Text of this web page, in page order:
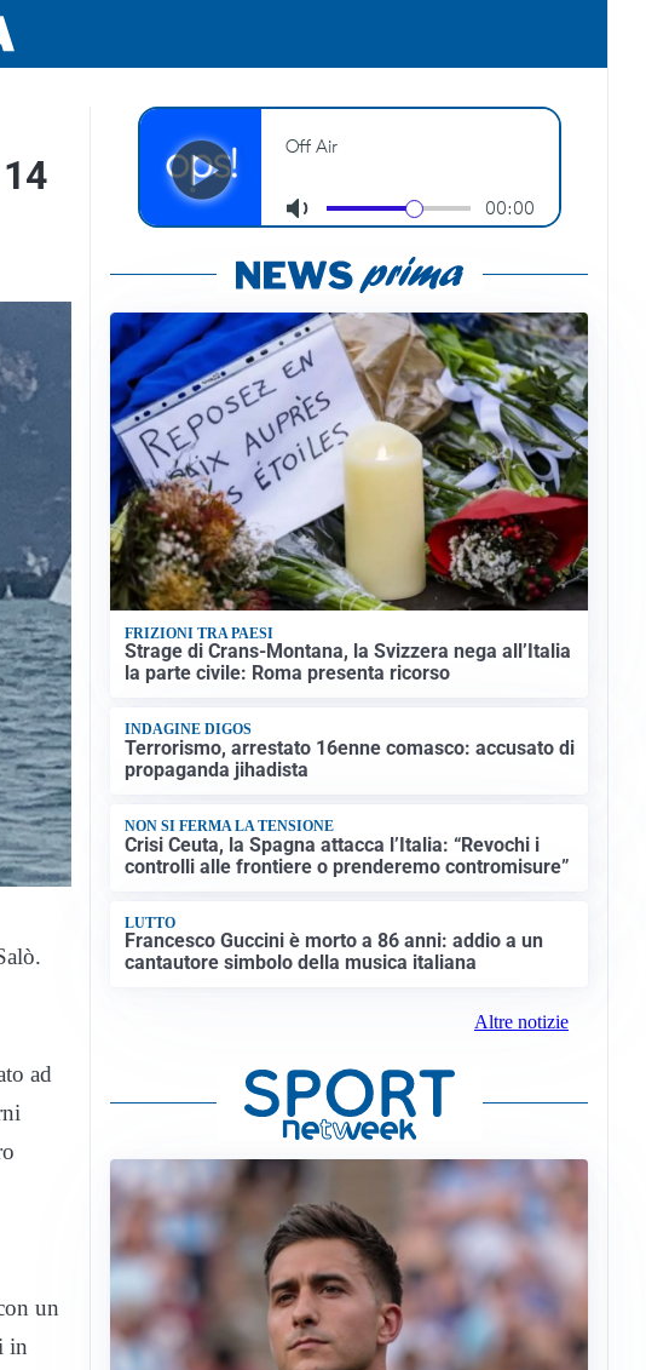
ad
un
in
FRIZIONI TRA PAESI
Strage di Crans-Montana, la Svizzera nega all’Italia
la parte civile: Roma presenta ricorso
INDAGINE DIGOS
Terrorismo, arrestato 16enne comasco: accusato di
propaganda jihadista
NON SI FERMA LA TENSIONE
Crisi Ceuta, la Spagna attacca l’Italia: “Revochi i
controlli alle frontiere o prenderemo contromisure”
LUTTO
Francesco Guccini è morto a 86 anni: addio a un
cantautore simbolo della musica italiana
Altre notizie